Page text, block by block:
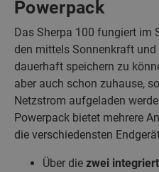
Powerpack
Das Sherpa 100 fungiert im
den mittels Sonnenkraft
dauerhaft speichern zu
aber auch schon zuhause,
Netzstrom aufgeladen
Powerpack bietet mehrere
die verschiedensten
Über die zwei